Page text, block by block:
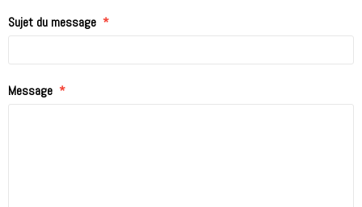
Sujet du message
Message